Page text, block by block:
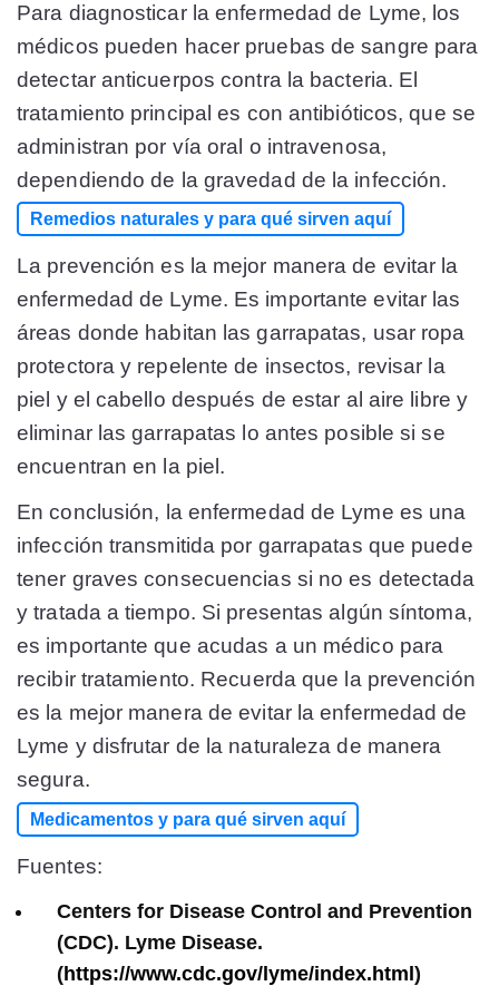
Para diagnosticar la enfermedad de Lyme, los
médicos pueden hacer pruebas de sangre para
detectar anticuerpos contra la bacteria. El
tratamiento principal es con antibióticos, que se
administran por vía oral o intravenosa,
dependiendo de la gravedad de la infección.
Remedios naturales y para qué sirven aquí
La prevención es la mejor manera de evitar la
enfermedad de Lyme. Es importante evitar las
áreas donde habitan las garrapatas, usar ropa
protectora y repelente de insectos, revisar la
piel y el cabello después de estar al aire libre y
eliminar las garrapatas lo antes posible si se
encuentran en la piel.
En conclusión, la enfermedad de Lyme es una
infección transmitida por garrapatas que puede
tener graves consecuencias si no es detectada
y tratada a tiempo. Si presentas algún síntoma,
es importante que acudas a un médico para
recibir tratamiento. Recuerda que la prevención
es la mejor manera de evitar la enfermedad de
Lyme y disfrutar de la naturaleza de manera
segura.
Medicamentos y para qué sirven aquí
Fuentes:
Centers for Disease Control and Prevention
(CDC). Lyme Disease.
(https://www.cdc.gov/lyme/index.html)